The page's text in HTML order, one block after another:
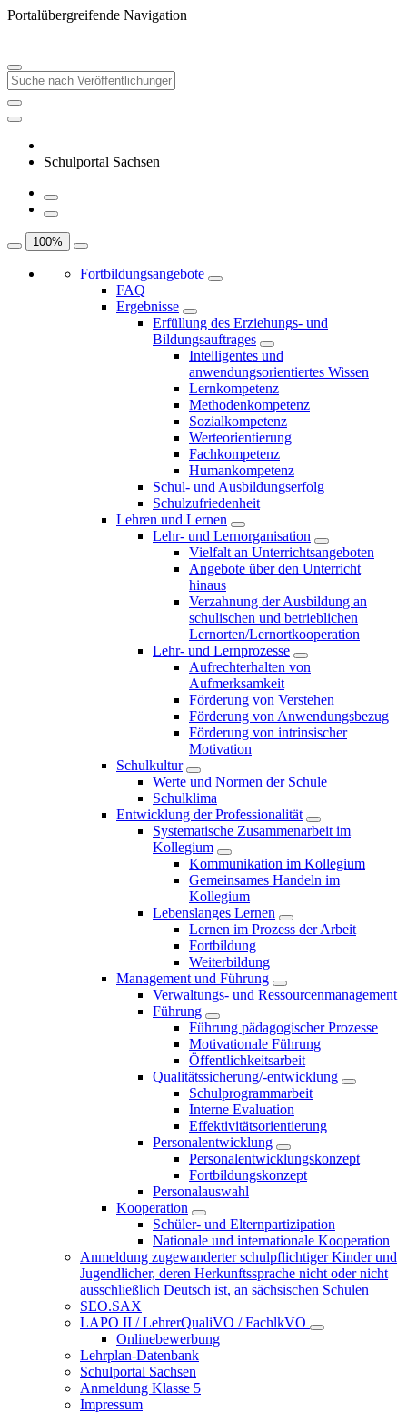
Portalübergreifende Navigation
Schulportal Sachsen
100%
Fortbildungsangebote
FAQ
Ergebnisse
Erfüllung des Erziehungs- und
Bildungsauftrages
Intelligentes und
anwendungsorientiertes Wissen
Lernkompetenz
Methodenkompetenz
Sozialkompetenz
Werteorientierung
Fachkompetenz
Humankompetenz
Schul- und Ausbildungserfolg
Schulzufriedenheit
Lehren und Lernen
Lehr- und Lernorganisation
Vielfalt an Unterrichtsangeboten
Angebote über den Unterricht
hinaus
Verzahnung der Ausbildung an
schulischen und betrieblichen
Lernorten/Lernortkooperation
Lehr- und Lernprozesse
Aufrechterhalten von
Aufmerksamkeit
Förderung von Verstehen
Förderung von Anwendungsbezug
Förderung von intrinsischer
Motivation
Schulkultur
Werte und Normen der Schule
Schulklima
Entwicklung der Professionalität
Systematische Zusammenarbeit im
Kollegium
Kommunikation im Kollegium
Gemeinsames Handeln im
Kollegium
Lebenslanges Lernen
Lernen im Prozess der Arbeit
Fortbildung
Weiterbildung
Management und Führung
Verwaltungs- und Ressourcenmanagement
Führung
Führung pädagogischer Prozesse
Motivationale Führung
Öffentlichkeitsarbeit
Qualitätssicherung/-entwicklung
Schulprogrammarbeit
Interne Evaluation
Effektivitätsorientierung
Personalentwicklung
Personalentwicklungskonzept
Fortbildungskonzept
Personalauswahl
Kooperation
Schüler- und Elternpartizipation
Nationale und internationale Kooperation
Anmeldung zugewanderter schulpflichtiger Kinder und
Jugendlicher, deren Herkunftssprache nicht oder nicht
ausschließlich Deutsch ist, an sächsischen Schulen
SEO.SAX
LAPO II / LehrerQualiVO / FachlkVO
Onlinebewerbung
Lehrplan-Datenbank
Schulportal Sachsen
Anmeldung Klasse 5
Impressum